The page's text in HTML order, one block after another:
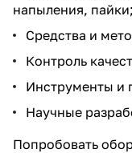
напыления, пайки;
Средства и
Контроль
Инструменты и
Научные
Попробовать